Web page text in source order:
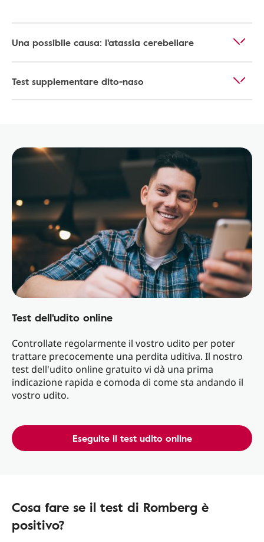
Una possibile causa: l'atassia cerebellare
Test supplementare dito-naso
Test dell'udito online
Controllate regolarmente il vostro udito per poter
trattare precocemente una perdita uditiva. Il nostro
test dell'udito online gratuito vi dà una prima
indicazione rapida e comoda di come sta andando il
vostro udito.
Eseguite il test udito online
Cosa fare se il test di Romberg è
positivo?